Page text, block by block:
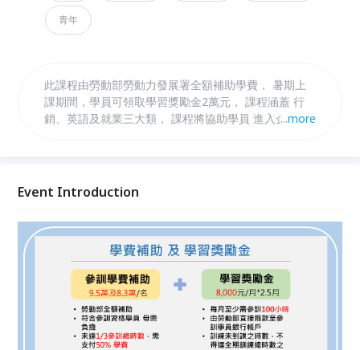
青年
此課程由勞動部勞動力發展署全額補助學費， 暑期上
課期間，學員可領取學習獎勵金2萬元， 課程涵蓋 行
銷、英語及就業三大類， 課程將協助學員 進入企業就
...more
Event Introduction